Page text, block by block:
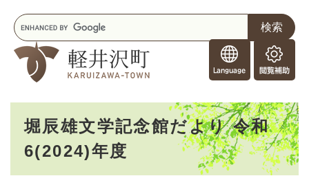
o
r
e
i
g
n
閲
覧
助
キ
ー
ワ
堀辰雄文学記念館だより 令和
6(2024)年度